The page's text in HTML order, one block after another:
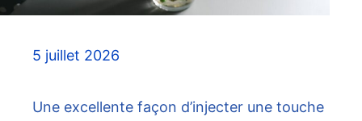
5 juillet 2026
Une excellente façon d’injecter une touche